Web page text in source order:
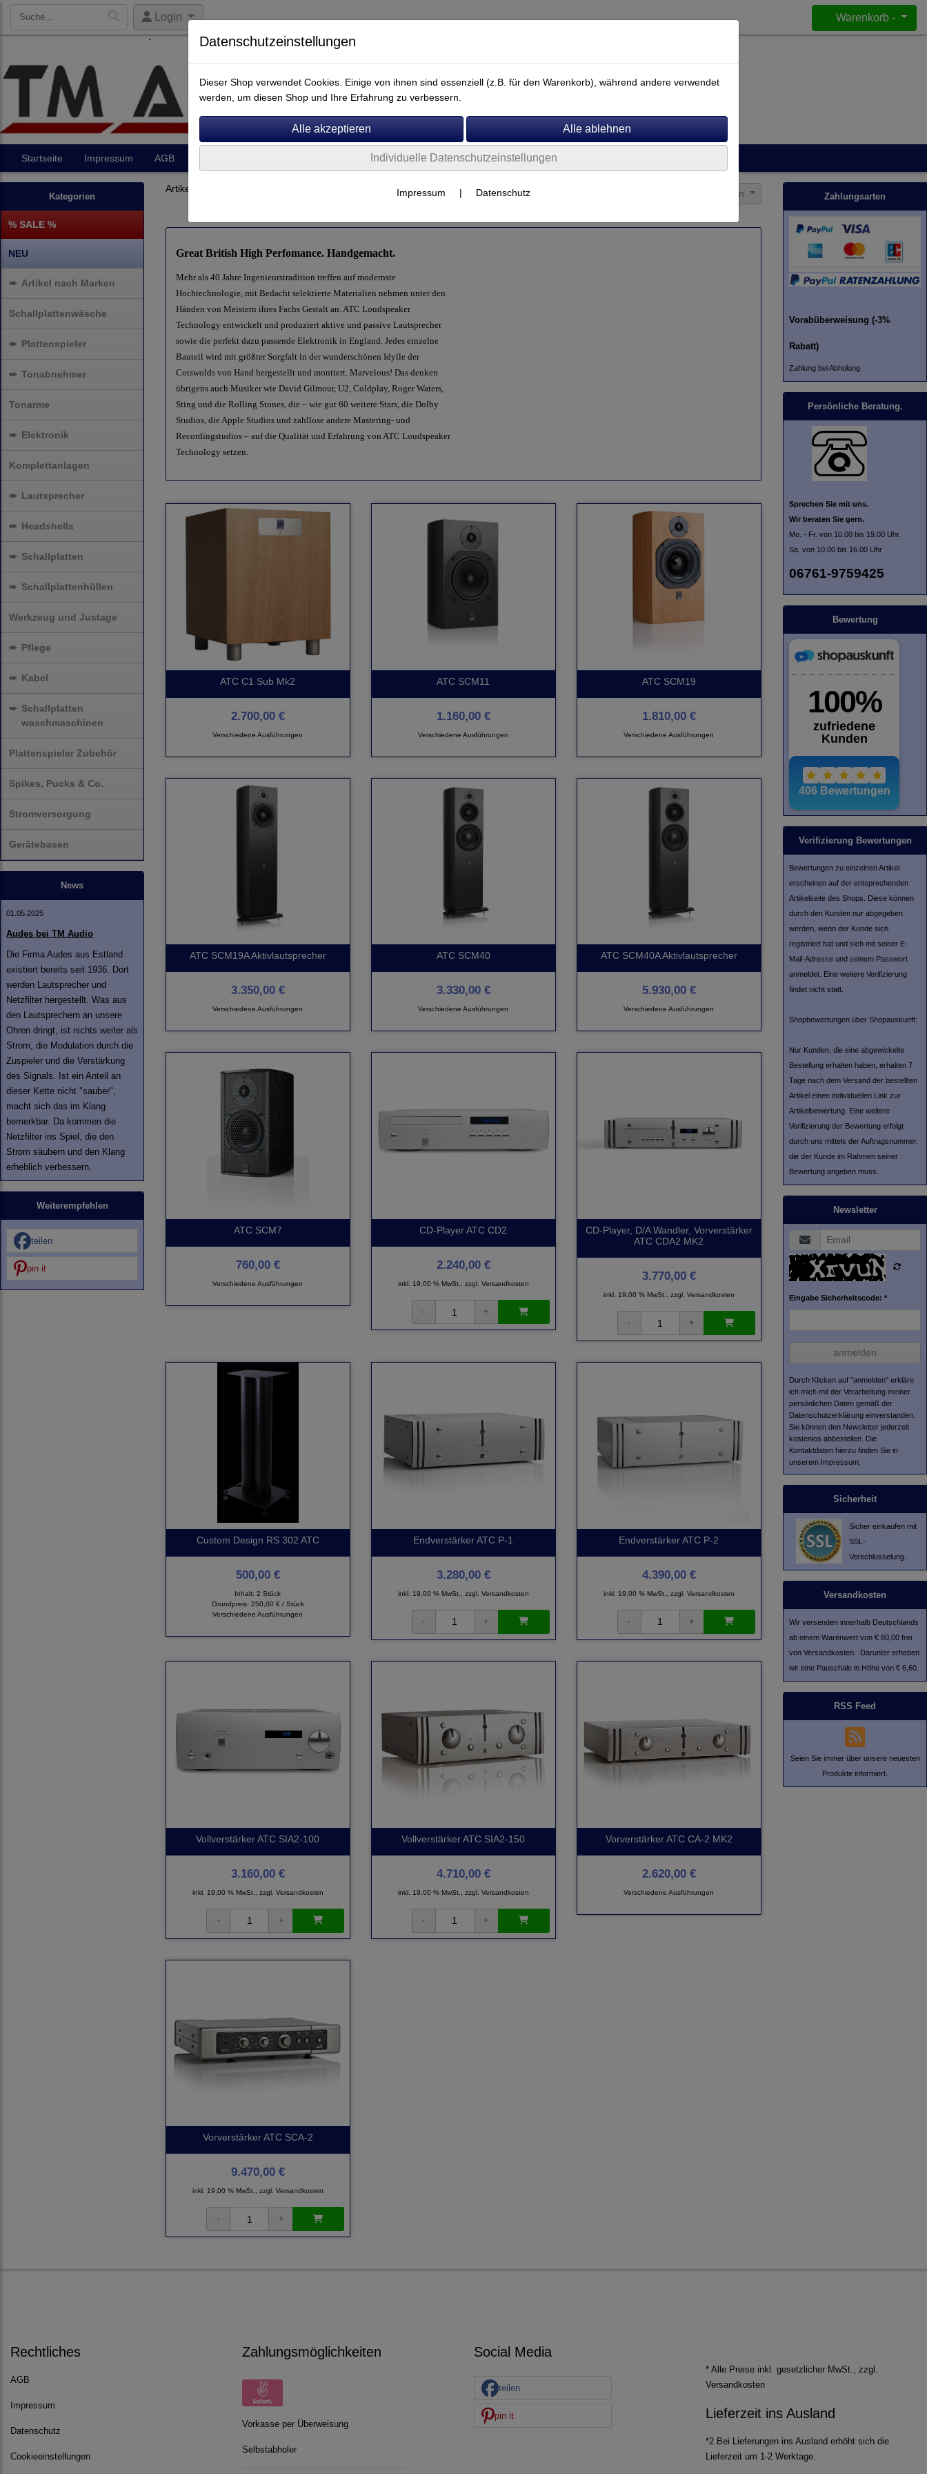
Login Warenkorb -
Startseite Impressum AGB
Kategorien
% SALE %
NEU
➨ Artikel nach Marken
Schallplattenwäsche
➨ Plattenspieler
➨ Tonabnehmer
Tonarme
➨ Elektronik
Komplettanlagen
➨ Lautsprecher
➨ Headshells
➨ Schallplatten
➨ Schallplattenhüllen
Werkzeug und Justage
➨ Pflege
➨ Kabel
➨ Schallplatten
waschmaschinen
Plattenspieler Zubehör
Spikes, Pucks & Co.
Stromversorgung
Gerätebasen
News
01.05.2025
Audes bei TM Audio
Die Firma Audes aus Estland
existiert bereits seit 1936. Dort
werden Lautsprecher und
Netzfilter hergestellt. Was aus
den Lautsprechern an unsere
Ohren dringt, ist nichts weiter als
Strom, die Modulation durch die
Zuspieler und die Verstärkung
des Signals. Ist ein Anteil an
dieser Kette nicht "sauber",
macht sich das im Klang
bemerkbar. Da kommen die
Netzfilter ins Spiel, die den
Strom säubern und den Klang
erheblich verbessern.
Weiterempfehlen
teilen
pin it
Artikel nach Marken Sortierung wählen
Great British High Perfomance. Handgemacht.
Mehr als 40 Jahre Ingenieurstradition treffen auf modernste
Hochtechnologie, mit Bedacht selektierte Materialien nehmen unter den
Händen von Meistern ihres Fachs Gestalt an. ATC Loudspeaker
Technology entwickelt und produziert aktive und passive Lautsprecher
sowie die perfekt dazu passende Elektronik in England. Jedes einzelne
Bauteil wird mit größter Sorgfalt in der wunderschönen Idylle der
Cotswolds von Hand hergestellt und montiert. Marvelous! Das denken
übrigens auch Musiker wie David Gilmour, U2, Coldplay, Roger Waters,
Sting und die Rolling Stones, die – wie gut 60 weitere Stars, die Dolby
Studios, die Apple Studios und zahllose andere Mastering- und
Recordingstudios – auf die Qualität und Erfahrung von ATC Loudspeaker
Technology setzen.
ATC C1 Sub Mk2
2.700,00 €
Verschiedene Ausführungen
ATC SCM11
1.160,00 €
Verschiedene Ausführungen
ATC SCM19
1.810,00 €
Verschiedene Ausführungen
ATC SCM19A Aktivlautsprecher
3.350,00 €
Verschiedene Ausführungen
ATC SCM40
3.330,00 €
Verschiedene Ausführungen
ATC SCM40A Aktivlautsprecher
5.930,00 €
Verschiedene Ausführungen
ATC SCM7
760,00 €
Verschiedene Ausführungen
CD-Player ATC CD2
2.240,00 €
inkl. 19,00 % MwSt., zzgl. Versandkosten
CD-Player, D/A Wandler, Vorverstärker
ATC CDA2 MK2
3.770,00 €
inkl. 19,00 % MwSt., zzgl. Versandkosten
Custom Design RS 302 ATC
500,00 €
Inhalt: 2 Stück
Grundpreis: 250,00 € / Stück
Verschiedene Ausführungen
Endverstärker ATC P-1
3.280,00 €
inkl. 19,00 % MwSt., zzgl. Versandkosten
Endverstärker ATC P-2
4.390,00 €
inkl. 19,00 % MwSt., zzgl. Versandkosten
Vollverstärker ATC SIA2-100
3.160,00 €
inkl. 19,00 % MwSt., zzgl. Versandkosten
Vollverstärker ATC SIA2-150
4.710,00 €
inkl. 19,00 % MwSt., zzgl. Versandkosten
Vorverstärker ATC CA-2 MK2
2.620,00 €
Verschiedene Ausführungen
Vorverstärker ATC SCA-2
9.470,00 €
inkl. 19,00 % MwSt., zzgl. Versandkosten
Zahlungsarten
Vorabüberweisung (-3%
Rabatt)
Zahlung bei Abholung
Persönliche Beratung.
Sprechen Sie mit uns.
Wir beraten Sie gern.
Mo. - Fr. von 10.00 bis 19.00 Uhr.
Sa. von 10.00 bis 16.00 Uhr
06761-9759425
Bewertung
Verifizierung Bewertungen
Bewertungen zu einzelnen Artikel
erscheinen auf der entsprechenden
Artikelseite des Shops. Diese können
durch den Kunden nur abgegeben
werden, wenn der Kunde sich
registriert hat und sich mit seiner E-
Mail-Adresse und seinem Passwort
anmeldet. Eine weitere Verifizierung
findet nicht statt.
Shopbewertungen über Shopauskunft:
Nur Kunden, die eine abgewickelte
Bestellung erhalten haben, erhalten 7
Tage nach dem Versand der bestellten
Artikel einen individuellen Link zur
Artikelbewertung. Eine weitere
Verifizierung der Bewertung erfolgt
durch uns mittels der Auftragsnummer,
die der Kunde im Rahmen seiner
Bewertung angeben muss.
Newsletter
Eingabe Sicherheitscode: *
anmelden
Durch Klicken auf "anmelden" erkläre
ich mich mit der Verarbeitung meiner
persönlichen Daten gemäß der
Datenschutzerklärung einverstanden.
Sie können den Newsletter jederzeit
kostenlos abbestellen. Die
Kontaktdaten hierzu finden Sie in
unserem Impressum.
Sicherheit
Sicher einkaufen mit
SSL-
Verschlüsselung.
Versandkosten
Wir versenden innerhalb Deutschlands
ab einem Warenwert von € 80,00 frei
von Versandkosten. Darunter erheben
wir eine Pauschale in Höhe von € 6,60.
RSS Feed
Seien Sie immer über unsere neuesten
Produkte informiert.
Rechtliches
AGB
Impressum
Datenschutz
Cookieeinstellungen
Zahlungsmöglichkeiten
Vorkasse per Überweisung
Selbstabholer
Social Media
teilen
pin it
* Alle Preise inkl. gesetzlicher MwSt., zzgl.
Versandkosten
Lieferzeit ins Ausland
*2 Bei Lieferungen ins Ausland erhöht sich die
Lieferzeit um 1-2 Werktage.
Datenschutzeinstellungen
Dieser Shop verwendet Cookies. Einige von ihnen sind essenziell (z.B. für den Warenkorb), während andere verwendet
werden, um diesen Shop und Ihre Erfahrung zu verbessern.
Individuelle Datenschutzeinstellungen
Impressum | Datenschutz